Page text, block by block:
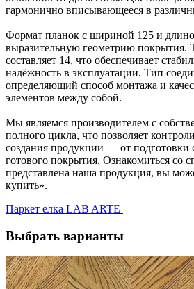
гармонично вписывающееся в
Формат планок с шириной 125 и
выразительную геометрию покрытия.
составляет 14, что обеспечивает
надёжность в эксплуатации. Тип
определяющий способ монтажа и
элементов между собой.
Мы являемся производителем с
полного цикла, что позволяет
создания продукции — от подготовки
готового покрытия. Ознакомиться со
представлена наша продукция, вы
купить».
Паркет елка LAB ARTE
Выбрать варианты